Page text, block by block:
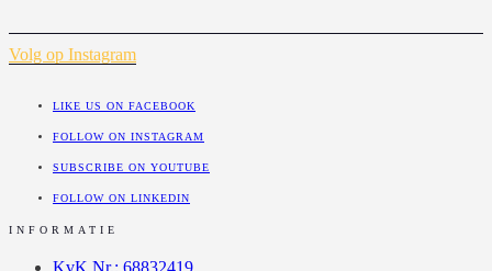
Volg op Instagram
LIKE US ON FACEBOOK
FOLLOW ON INSTAGRAM
SUBSCRIBE ON YOUTUBE
FOLLOW ON LINKEDIN
INFORMATIE
KvK Nr.: 68832419